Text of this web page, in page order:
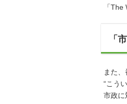
「
「
また
“こう
市政に